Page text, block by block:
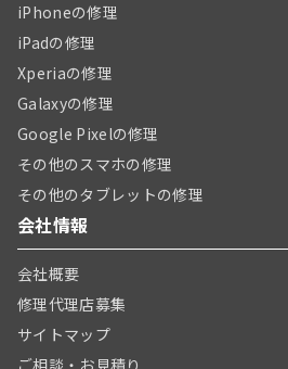
iPhoneの修理
iPadの修理
Xperiaの修理
Galaxyの修理
Google Pixelの修理
その他のスマホの修理
その他のタブレットの修理
会社情報
会社概要
修理代理店募集
サイトマップ